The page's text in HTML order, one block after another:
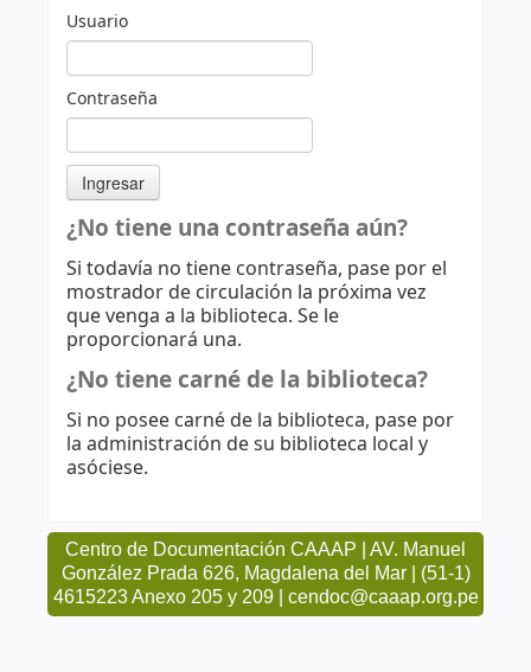
Usuario
Contraseña
¿No tiene una contraseña aún?
Si todavía no tiene contraseña, pase por el
mostrador de circulación la próxima vez
que venga a la biblioteca. Se le
proporcionará una.
¿No tiene carné de la biblioteca?
Si no posee carné de la biblioteca, pase por
la administración de su biblioteca local y
asóciese.
Centro de Documentación CAAAP | AV. Manuel
González Prada 626, Magdalena del Mar | (51-1)
4615223 Anexo 205 y 209 | cendoc@caaap.org.pe